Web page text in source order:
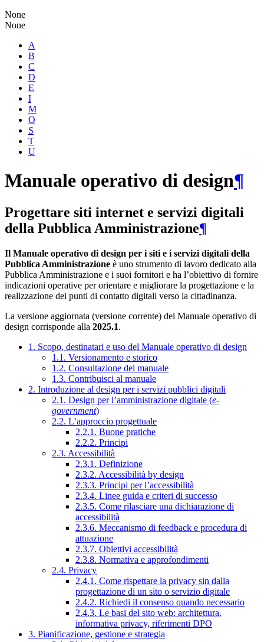
None
None
A
B
C
D
E
I
M
O
S
T
U
Manuale operativo di design¶
Progettare siti internet e servizi digitali
della Pubblica Amministrazione¶
Il Manuale operativo di design per i siti e i servizi digitali della
Pubblica Amministrazione è uno strumento di lavoro dedicato alla
Pubblica Amministrazione e i suoi fornitori e ha l’obiettivo di fornire
indicazioni operative per orientare e migliorare la progettazione e la
realizzazione dei punti di contatto digitali verso la cittadinanza.
La versione aggiornata (versione corrente) del Manuale operativo di
design corrisponde alla 2025.1.
1. Scopo, destinatari e uso del Manuale operativo di design
1.1. Versionamento e storico
1.2. Consultazione del manuale
1.3. Contribuisci al manuale
2. Introduzione al design per i servizi pubblici digitali
2.1. Design per l’amministrazione digitale (e-
government)
2.2. L’approccio progettuale
2.2.1. Buone pratiche
2.2.2. Principi
2.3. Accessibilità
2.3.1. Definizione
2.3.2. Accessibilità by design
2.3.3. Principi per l’accessibilità
2.3.4. Linee guida e criteri di successo
2.3.5. Come rilasciare una dichiarazione di
accessibilità
2.3.6. Meccanismo di feedback e procedura di
attuazione
2.3.7. Obiettivi accessibilità
2.3.8. Normativa e approfondimenti
2.4. Privacy
2.4.1. Come rispettare la privacy sin dalla
progettazione di un sito o servizio digitale
2.4.2. Richiedi il consenso quando necessario
2.4.3. Le basi del sito web: architettura,
informativa privacy, riferimenti DPO
3. Pianificazione, gestione e strategia